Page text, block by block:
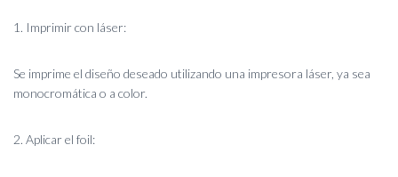
1. Imprimir con láser:
Se imprime el diseño deseado utilizando una impresora láser, ya sea
monocromática o a color.
2. Aplicar el foil: